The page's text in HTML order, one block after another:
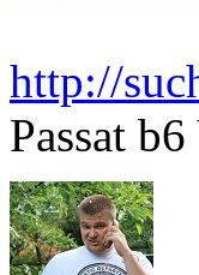
http://
Passat